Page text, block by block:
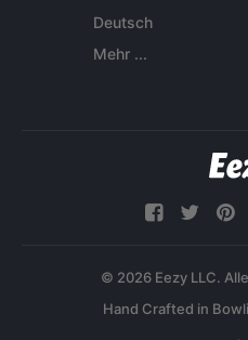
Deutsch
Mehr ...
© 2026 Eezy LLC.